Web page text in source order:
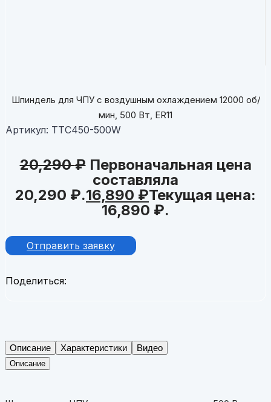
Шпиндель для ЧПУ с воздушным охлаждением 12000 об/
мин, 500 Вт, ER11
Артикул: TTC450-500W
20,290₽ Первоначальная цена
составляла
20,290 ₽.16,890 ₽Текущая цена:
16,890 ₽.
Отправить заявку
Поделиться:
Описание Характеристики Видео
Описание